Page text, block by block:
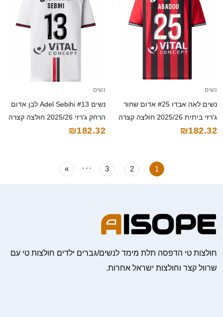
נשים
נשים לאה אבדו #25 אדום שחור
ג'רזי ביתית 2025/26 חולצה קצרה
₪182.32
נשים
נשים Adel Sebihi #13 לבן אדום
הרחק ג'רזי 2025/26 חולצה קצרה
₪182.32
1
2
3
...
»
חולצות טי הדפסה תלת מימד לנשים/גברים ילדים חולצות טי עם
שרוול קצר וחולצות ישראל אחרות.